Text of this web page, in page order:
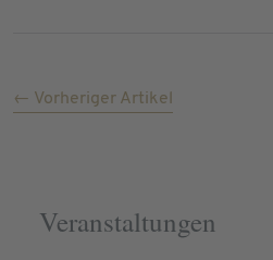
← Vorheriger Artikel
Veranstaltungen